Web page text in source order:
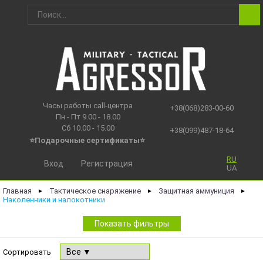
Часы работы call-центра
Пн - Пт 9.00 - 18.00
Сб 10.00 - 15.00
⭐Подарочные сертификаты⭐
+38(068)283-00-60
+38(099)487-18-64
RU
UA
Вход Регистрация
Главная ► Тактическое снаряжение ► Защитная аммуниция ►
Наколенники и налокотники
Показать фильтры
Сортировать